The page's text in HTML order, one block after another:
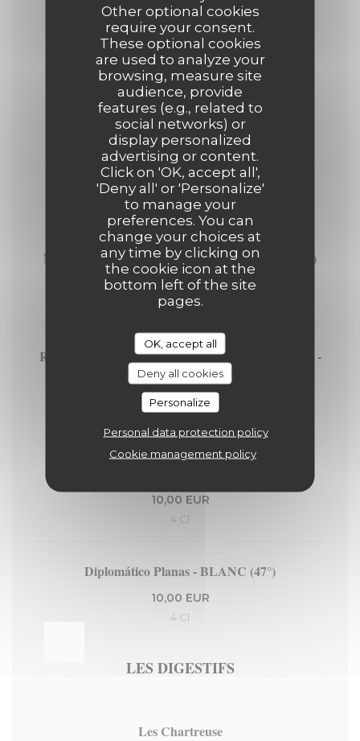
Other optional cookies
require your consent.
These optional cookies
are used to analyze your
browsing, measure site
audience, provide
features (e.g., related to
social networks) or
display personalized
advertising or content.
Click on 'OK, accept all',
'Deny all' or 'Personalize'
to manage your
preferences. You can
change your choices at
any time by clicking on
the cookie icon at the
bottom left of the site
pages.
OK, accept all
Deny all cookies
Personalize
Personal data protection policy
Cookie management policy
12,00 EUR
4 Cl
Nikka - The Barrel (51,4°)
11,00 EUR
4 Cl
LES RHUMS
4 cl
Norman ‘Sailor Jerry’ Collins, épicé - BRUN (40°)
9,00 EUR
4 Cl
Ron Zacapa, « Solera Gran Reserva », Guatemala -
BRUN (40°)
9,00 EUR
10,00 EUR
4 Cl
Diplomático Planas - BLANC (47°)
10,00 EUR
4 Cl
LES DIGESTIFS
Les Chartreuse